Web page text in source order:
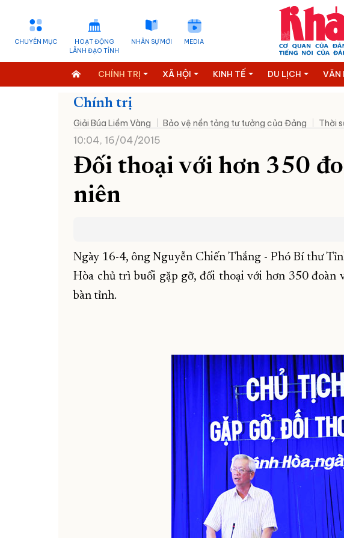
CHUYÊN MỤC
HOẠT ĐỘNG
LÃNH ĐẠO TỈNH
NHÂN SỰ MỚI MEDIA
CHÍNH TRỊ XÃ HỘI KINH TẾ DU LỊCH VĂN
Chính trị
Giải Búa Liềm Vàng Bảo vệ nền tảng tư tưởng của Đảng Thời
10:04, 16/04/2015
Đối thoại với hơn 350
niên
Ngày 16-4, ông Nguyễn Chiến Thắng - Phó Bí thư
Hòa chủ trì buổi gặp gỡ, đối thoại với hơn 350 đoàn
bàn tỉnh.